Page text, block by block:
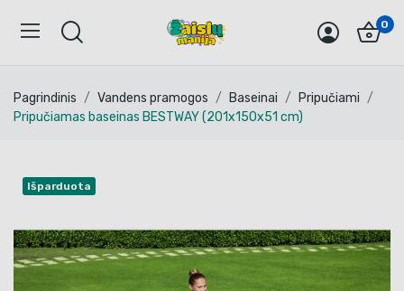
0
Pagrindinis Vandens pramogos Baseinai
Pripučiami
Pripučiamas baseinas BESTWAY (201x150x51 cm)
Išparduota